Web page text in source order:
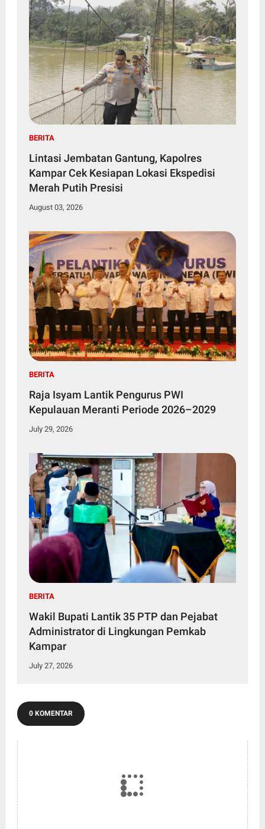
BERITA
Lintasi Jembatan Gantung, Kapolres
Kampar Cek Kesiapan Lokasi Ekspedisi
Merah Putih Presisi
August 03, 2026
BERITA
Raja Isyam Lantik Pengurus PWI
Kepulauan Meranti Periode 2026–2029
July 29, 2026
BERITA
Wakil Bupati Lantik 35 PTP dan Pejabat
Administrator di Lingkungan Pemkab
Kampar
July 27, 2026
0 KOMENTAR